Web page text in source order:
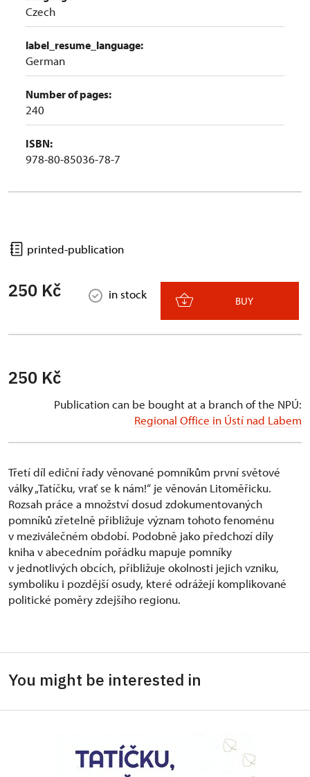
Czech
label_resume_language:
German
Number of pages:
240
ISBN:
978-80-85036-78-7
printed-publication
250 Kč in stock BUY
250 Kč
Publication can be bought at a branch of the NPÚ:
Regional Office in Ústí nad Labem
Třetí díl ediční řady věnované pomníkům první světové
války „Tatíčku, vrať se k nám!“ je věnován Litoměřicku.
Rozsah práce a množství dosud zdokumentovaných
pomníků zřetelně přibližuje význam tohoto fenoménu
v meziválečném období. Podobně jako předchozí díly
kniha v abecedním pořádku mapuje pomníky
v jednotlivých obcích, přibližuje okolnosti jejich vzniku,
symboliku i pozdější osudy, které odrážejí komplikované
politické poměry zdejšího regionu.
You might be interested in